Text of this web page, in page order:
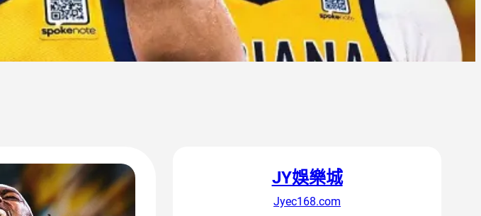
JY娛樂城
Jyec168.com